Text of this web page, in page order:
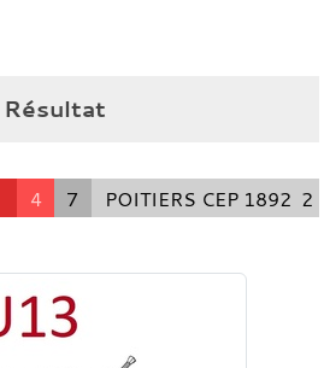
Résultat
4 7 POITIERS CEP 1892 2